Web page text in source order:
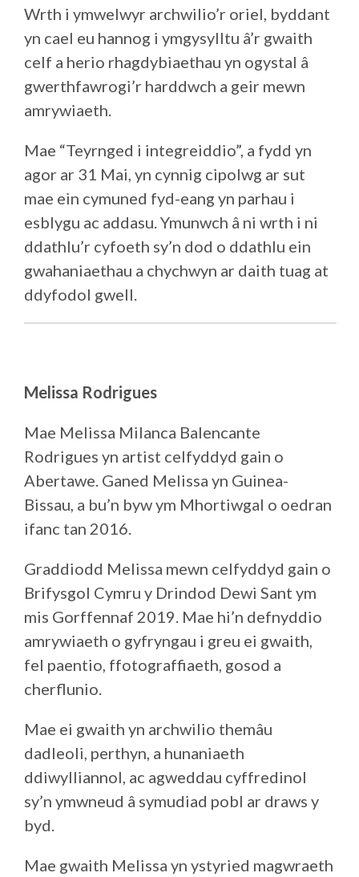
Wrth i ymwelwyr archwilio’r oriel, byddant
yn cael eu hannog i ymgysylltu â’r gwaith
celf a herio rhagdybiaethau yn ogystal â
gwerthfawrogi’r harddwch a geir mewn
amrywiaeth.
Mae “Teyrnged i integreiddio”, a fydd yn
agor ar 31 Mai, yn cynnig cipolwg ar sut
mae ein cymuned fyd-eang yn parhau i
esblygu ac addasu. Ymunwch â ni wrth i ni
ddathlu’r cyfoeth sy’n dod o ddathlu ein
gwahaniaethau a chychwyn ar daith tuag at
ddyfodol gwell.
Melissa Rodrigues
Mae Melissa Milanca Balencante
Rodrigues yn artist celfyddyd gain o
Abertawe. Ganed Melissa yn Guinea-
Bissau, a bu’n byw ym Mhortiwgal o oedran
ifanc tan 2016.
Graddiodd Melissa mewn celfyddyd gain o
Brifysgol Cymru y Drindod Dewi Sant ym
mis Gorffennaf 2019. Mae hi’n defnyddio
amrywiaeth o gyfryngau i greu ei gwaith,
fel paentio, ffotograffiaeth, gosod a
cherflunio.
Mae ei gwaith yn archwilio themâu
dadleoli, perthyn, a hunaniaeth
ddiwylliannol, ac agweddau cyffredinol
sy’n ymwneud â symudiad pobl ar draws y
byd.
Mae gwaith Melissa yn ystyried magwraeth